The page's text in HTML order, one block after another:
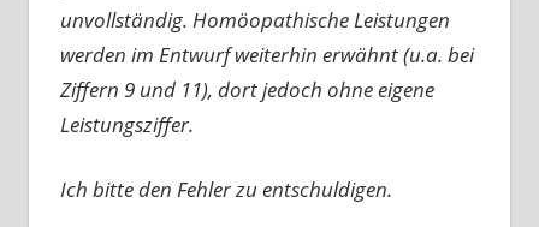
unvollständig. Homöopathische Leistungen
werden im Entwurf weiterhin erwähnt (u.a. bei
Ziffern 9 und 11), dort jedoch ohne eigene
Leistungsziffer.
Ich bitte den Fehler zu entschuldigen.